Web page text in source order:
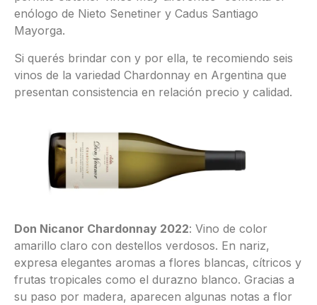
enólogo de Nieto Senetiner y Cadus Santiago
Mayorga.
Si querés brindar con y por ella, te recomiendo seis
vinos de la variedad Chardonnay en Argentina que
presentan consistencia en relación precio y calidad.
Don Nicanor Chardonnay 2022: Vino de color
amarillo claro con destellos verdosos. En nariz,
expresa elegantes aromas a flores blancas, cítricos y
frutas tropicales como el durazno blanco. Gracias a
su paso por madera, aparecen algunas notas a flor